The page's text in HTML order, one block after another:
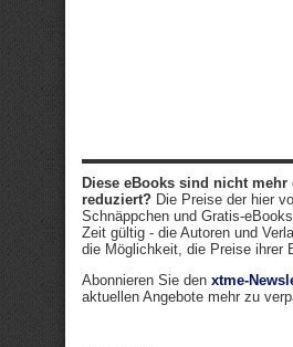
Diese eBooks sind nicht mehr
reduziert? Die Preise der hier
Schnäppchen und Gratis-
Zeit gültig - die Autoren und
die Möglichkeit, die Preise ihrer
Abonnieren Sie den xtme-
aktuellen Angebote mehr zu